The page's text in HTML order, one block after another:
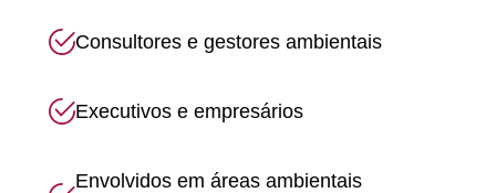
Consultores e gestores ambientais
Executivos e empresários
Envolvidos em áreas ambientais